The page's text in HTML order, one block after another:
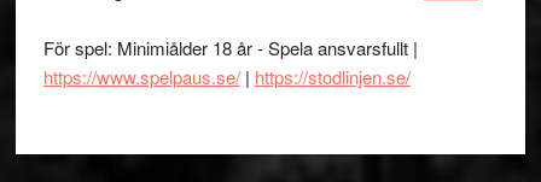
För spel: Minimiålder 18 år - Spela ansvarsfullt |
https://www.spelpaus.se/| https://stodlinjen.se/